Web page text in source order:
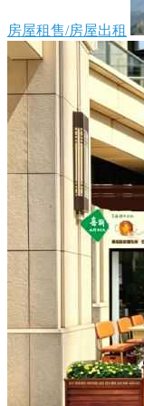
房屋租售/房屋出租